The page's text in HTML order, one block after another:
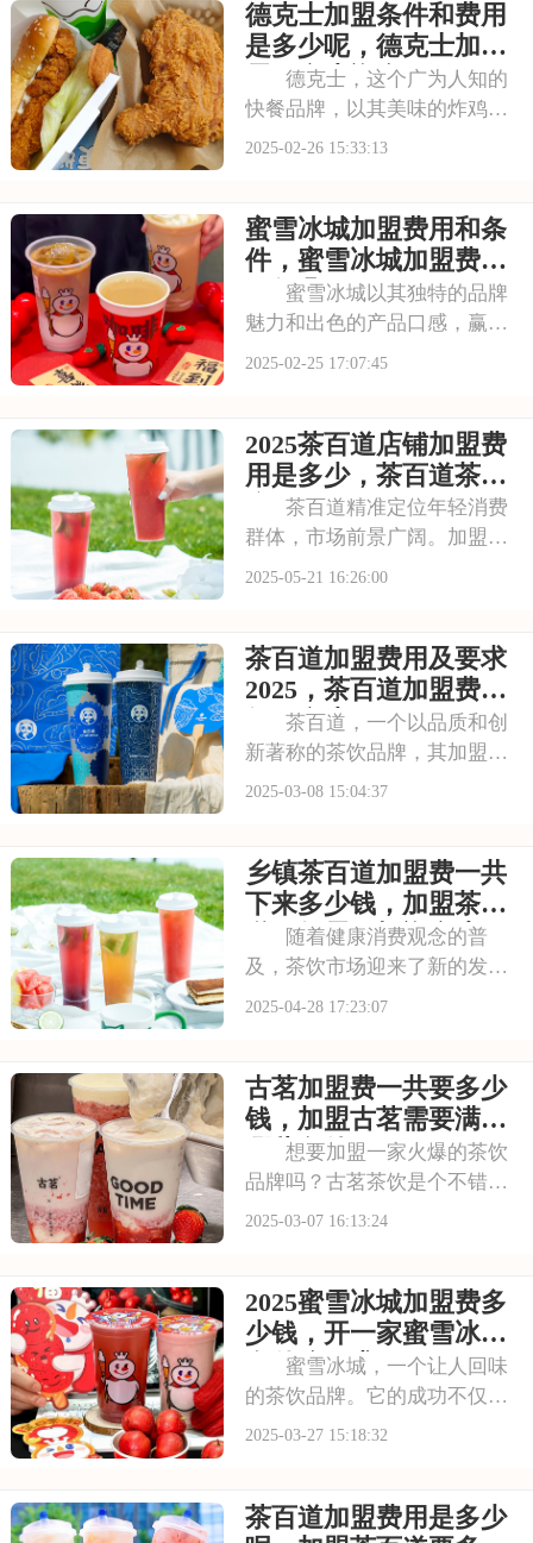
没有足够的经验和资源，那么
加盟奈雪的茶或许能帮到你。
本文将为你揭秘奈雪
德克士加盟条件和费用
是多少呢，德克士加盟
需要多少资金
德克士，这个广为人知的
快餐品牌，以其美味的炸鸡和
多样化的餐品选择，赢得了众
属于自己的快餐店，德克士加
盟是一个值得考虑的机会。本
文将为你揭秘德克士
2025-02-26 15:33:13
蜜雪冰城加盟费用和条
件，蜜雪冰城加盟费用
一般几万
蜜雪冰城以其独特的品牌
魅力和出色的产品口感，赢得
了无数消费者的青睐。加盟蜜
接享受品牌带来的优势和支
持，让创业之路更加顺畅。本
文将为你揭秘蜜雪冰城
2025-02-25 17:07:45
2025茶百道店铺加盟费
用是多少，茶百道茶饮
店加盟费用一共要多少
钱
茶百道精准定位年轻消费
群体，市场前景广阔。加盟该
品牌，需综合考虑其加盟费和
条件则对店面选址、加盟商资
质有特定要求，以确保品牌形
象统一。请看下面是
2025-05-21 16:26:00
茶百道加盟费用及要求
2025，茶百道加盟费一
般要多少万
茶百道，一个以品质和创
新著称的茶饮品牌，其加盟消
息备受关注。许多创业者都渴
道究竟需要哪些条件，加盟费
又是多少呢？让我们一起来了
解。请看下面是有关
2025-03-08 15:04:37
乡镇茶百道加盟费一共
下来多少钱，加盟茶百
道一般需要投资多少
随着健康消费观念的普
及，茶饮市场迎来了新的发展
机遇。茶百道，凭借其精选的
验。对于有意加盟的创业者来
说，茶百道不仅提供了广阔的
市场前景，还给予了全
2025-04-28 17:23:07
古茗加盟费一共要多少
钱，加盟古茗需要满足
哪些条件
想要加盟一家火爆的茶饮
品牌吗？古茗茶饮是个不错的
选择！古茗以其独特的口感和
品牌带来的流量红利，开启你
的茶饮创业之旅！本文将为你
揭秘古茗加盟费一共
2025-03-07 16:13:24
2025蜜雪冰城加盟费多
少钱，开一家蜜雪冰城
有什么要求
蜜雪冰城，一个让人回味
的茶饮品牌。它的成功不仅在
于美味的产品，更在于那份对
意，赢得顾客的信赖和支持，
2025-03-27 15:18:32
茶百道加盟费用是多少